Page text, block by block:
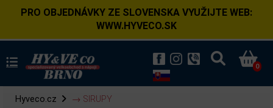
PRO OBJEDNÁVKY ZE SLOVENSKA VYUŽIJTE WEB:
WWW.HYVECO.SK
0
Hyveco.cz → SIRUPY